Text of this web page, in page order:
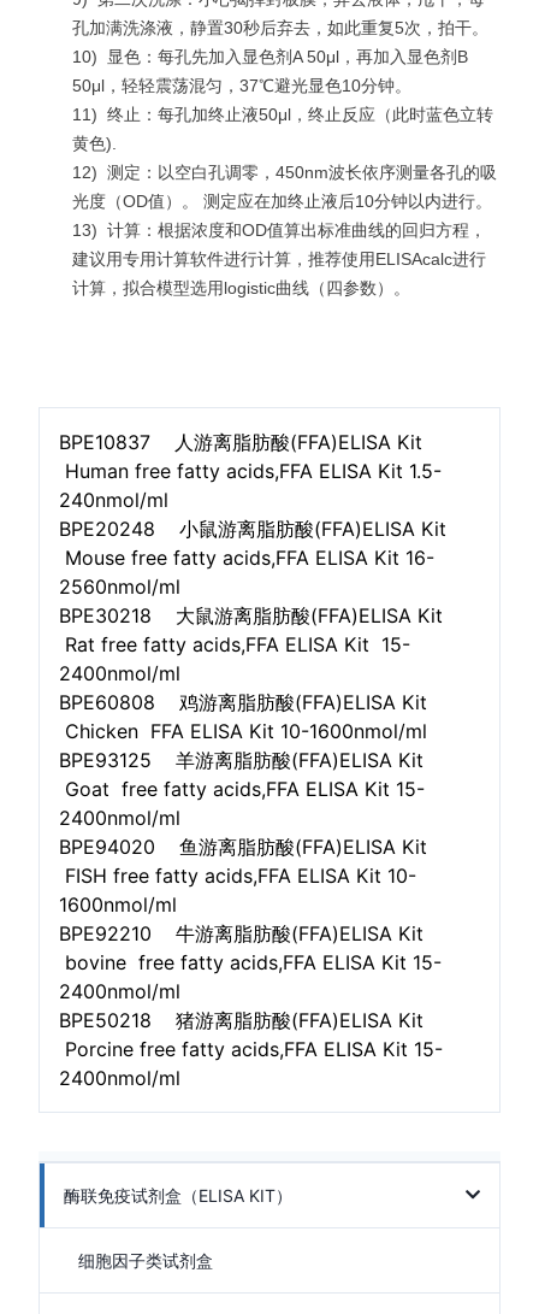
孔加满洗涤液，静置30秒后弃去，如此重复5次，拍干。
10)
显色：每孔先加入显色剂A 50μl，再加入显色剂B
50μl，轻轻震荡混匀，37℃避光显色10分钟。
11) 终止：每孔加终止液50μl，终止反应（此时蓝色立转
黄色).
12) 测定：以空白孔调零，450nm波长依序测量各孔的吸
光度（OD值）。 测定应在加终止液后10分钟以内进行。
13) 计算：根据浓度和OD值算出标准曲线的回归方程，
建议用专用计算软件进行计算，推荐使用ELISAcalc进行
计算，拟合模型选用logistic曲线（四参数）。
BPE10837 人游离脂肪酸(FFA)ELISA Kit
Human free fatty acids,FFA ELISA Kit 1.5-
240nmol/ml
BPE20248 小鼠游离脂肪酸(FFA)ELISA Kit
Mouse free fatty acids,FFA ELISA Kit 16-
2560nmol/ml
BPE30218 大鼠游离脂肪酸(FFA)ELISA Kit
Rat free fatty acids,FFA ELISA Kit 15-
2400nmol/ml
BPE60808 鸡游离脂肪酸(FFA)ELISA Kit
Chicken FFA ELISA Kit 10-1600nmol/ml
BPE93125 羊游离脂肪酸(FFA)ELISA Kit
Goat free fatty acids,FFA ELISA Kit 15-
2400nmol/ml
BPE94020 鱼游离脂肪酸(FFA)ELISA Kit
FISH free fatty acids,FFA ELISA Kit 10-
1600nmol/ml
BPE92210 牛游离脂肪酸(FFA)ELISA Kit
bovine free fatty acids,FFA ELISA Kit 15-
2400nmol/ml
BPE50218 猪游离脂肪酸(FFA)ELISA Kit
Porcine free fatty acids,FFA ELISA Kit 15-
2400nmol/ml
酶联免疫试剂盒（ELISA KIT）
细胞因子类试剂盒